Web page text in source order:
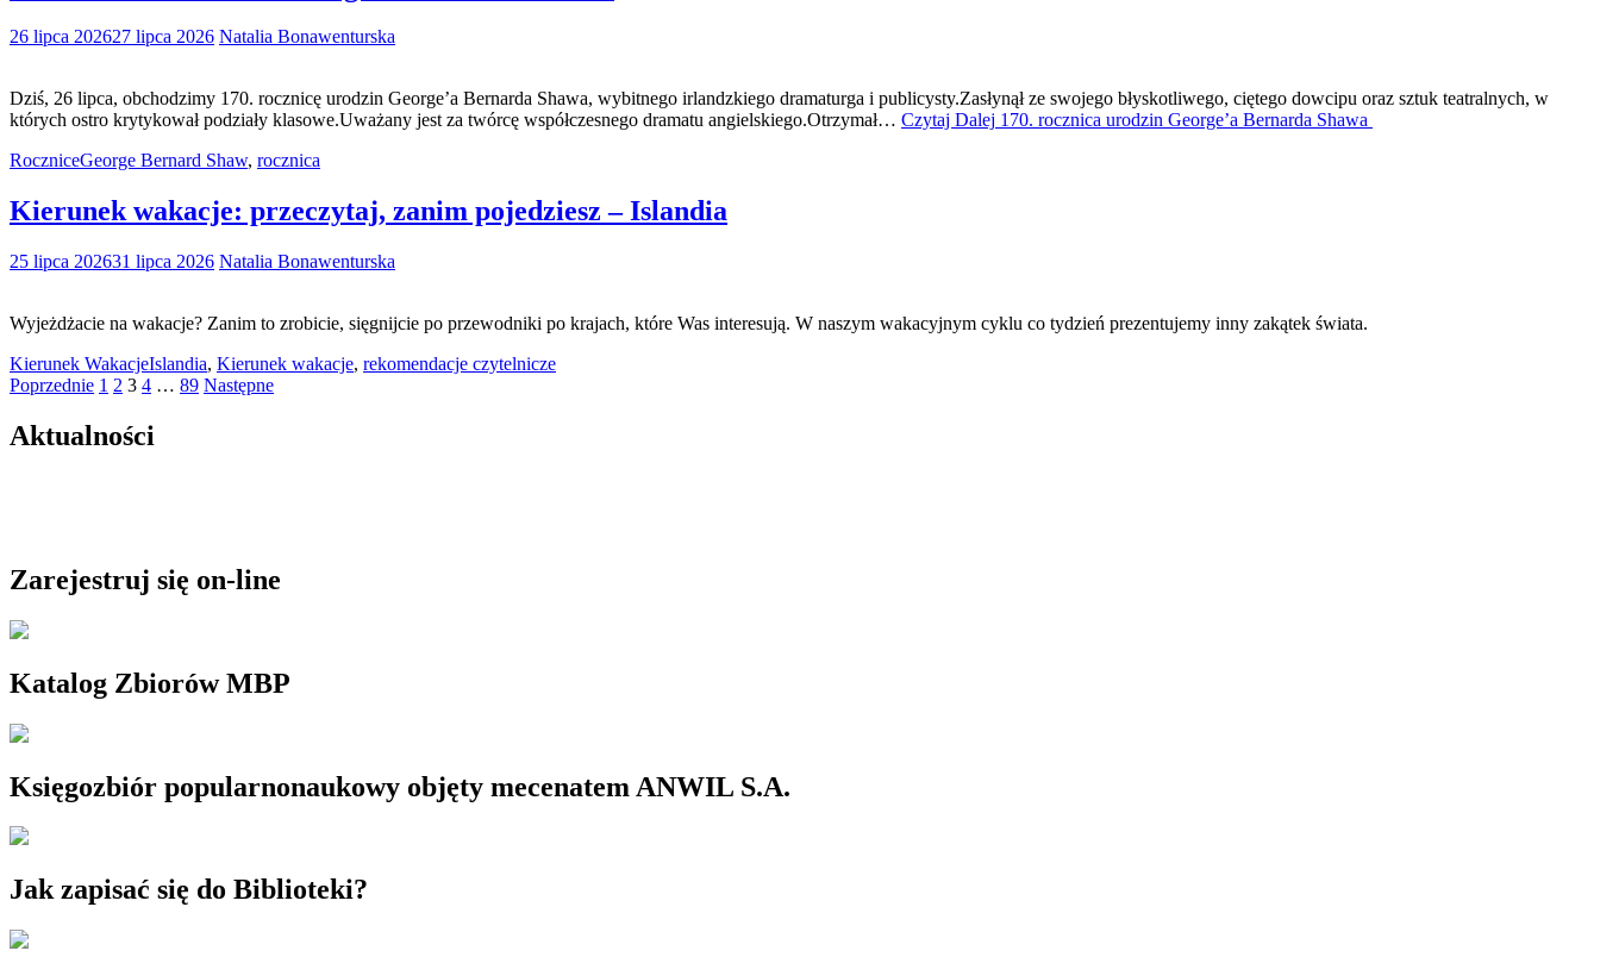
26 lipca 202627 lipca 2026 Natalia Bonawenturska
Dziś, 26 lipca, obchodzimy 170. rocznicę urodzin George’a Bernarda Shawa, wybitnego irlandzkiego dramaturga i publicysty.Zasłynął ze swojego błyskotliwego, ciętego dowcipu oraz sztuk teatralnych, w
których ostro krytykował podziały klasowe.Uważany jest za twórcę współczesnego dramatu angielskiego.Otrzymał… Czytaj Dalej 170. rocznica urodzin George’a Bernarda Shawa
RoczniceGeorge Bernard Shaw, rocznica
Kierunek wakacje: przeczytaj, zanim pojedziesz – Islandia
25 lipca 202631 lipca 2026 Natalia Bonawenturska
Wyjeżdżacie na wakacje? Zanim to zrobicie, sięgnijcie po przewodniki po krajach, które Was interesują. W naszym wakacyjnym cyklu co tydzień prezentujemy inny zakątek świata.
Kierunek WakacjeIslandia, Kierunek wakacje, rekomendacje czytelnicze
Stronicowanie
wpisów
Poprzednie 1 2 3 4 … 89 Następne
Aktualności
Zarejestruj się on-line
Katalog Zbiorów MBP
Księgozbiór popularnonaukowy objęty mecenatem ANWIL S.A.
Jak zapisać się do Biblioteki?